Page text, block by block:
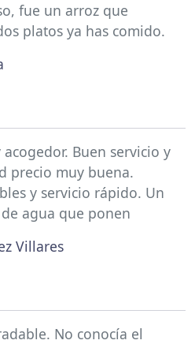
fue un arroz que
platos ya has comido.
Buen servicio y
precio muy buena.
y servicio rápido. Un
agua que ponen
Villares
No conocía el